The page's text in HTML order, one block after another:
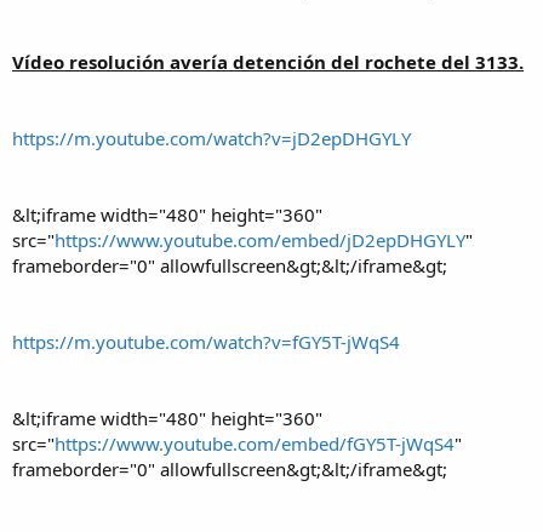
Vídeo resolución avería detención del rochete del 3133.
https://m.youtube.com/watch?v=jD2epDHGYLY
&lt;iframe width="480" height="360"
src="https://www.youtube.com/embed/jD2epDHGYLY"
frameborder="0" allowfullscreen&gt;&lt;/iframe&gt;
https://m.youtube.com/watch?v=fGY5T-jWqS4
&lt;iframe width="480" height="360"
src="https://www.youtube.com/embed/fGY5T-jWqS4"
frameborder="0" allowfullscreen&gt;&lt;/iframe&gt;